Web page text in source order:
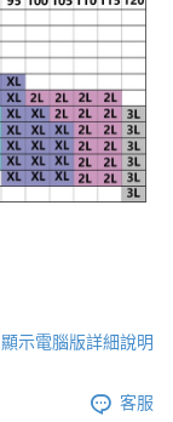
顯示電腦版詳細說明
客服